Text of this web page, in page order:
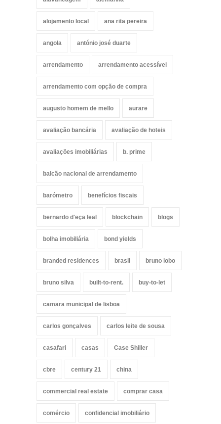
alojamento local ana rita pereira
angola antónio josé duarte
arrendamento arrendamento acessível
arrendamento com opção de compra
augusto homem de mello aurare
avaliação bancária avaliação de hoteis
avaliações imobiliárias b. prime
balcão nacional de arrendamento
barómetro benefícios fiscais
bernardo d'eça leal blockchain blogs
bolha imobiliária bond yields
branded residences brasil bruno lobo
bruno silva built-to-rent. buy-to-let
camara municipal de lisboa
carlos gonçalves carlos leite de sousa
casafari casas Case Shiller
cbre century 21 china
commercial real estate comprar casa
comércio confidencial imobiliário